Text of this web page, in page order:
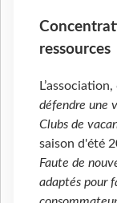
ressources
défendre une
Clubs de
saison d'été
Faute de
adaptés pour